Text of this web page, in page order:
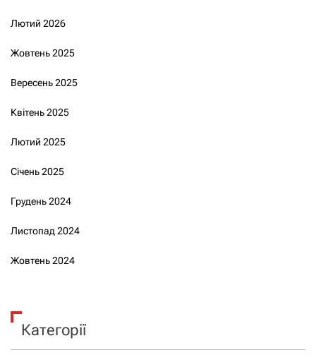
Лютий 2026
Жовтень 2025
Вересень 2025
Квітень 2025
Лютий 2025
Січень 2025
Грудень 2024
Листопад 2024
Жовтень 2024
Категорії